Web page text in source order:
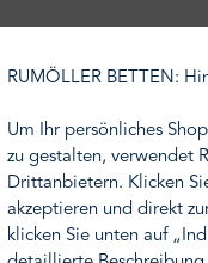
verarbeitet und
die andere in
können und er
Größen angeboten.
Ihr Wunschmaß
Ihnen gern ein
RUMÖLLER BETTEN:
Um Ihr persönliches
zu gestalten, verwendet
Drittanbietern. Klicken
akzeptieren und direkt
klicken Sie unten auf